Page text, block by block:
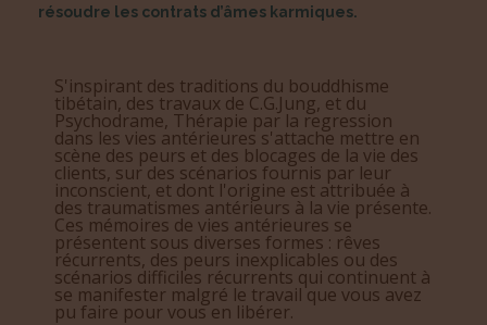
résoudre les contrats d’âmes karmiques.
S'inspirant des traditions du bouddhisme
tibétain, des travaux de C.G.Jung, et du
Psychodrame, Thérapie par la regression
dans les vies antérieures s'attache mettre en
scène des peurs et des blocages de la vie des
clients, sur des scénarios fournis par leur
inconscient, et dont l'origine est attribuée à
des traumatismes antérieurs à la vie présente.
Ces mémoires de vies antérieures se
présentent sous diverses formes : rêves
récurrents, des peurs inexplicables ou des
scénarios difficiles récurrents qui continuent à
se manifester malgré le travail que vous avez
pu faire pour vous en libérer.